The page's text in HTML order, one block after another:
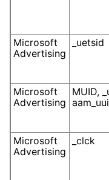
Microsoft
Advertising
_uetsid
Microsoft
Advertising
MUID,
Microsoft
Advertising
_clck